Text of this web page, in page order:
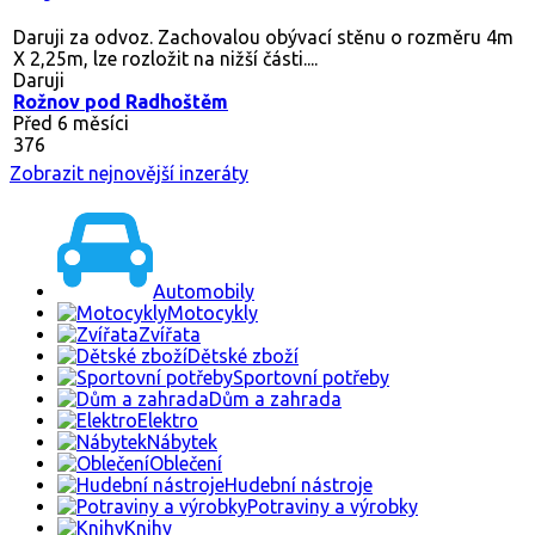
Daruji za odvoz. Zachovalou obývací stěnu o rozměru 4m
X 2,25m, lze rozložit na nižší části....
Daruji
Rožnov pod Radhoštěm
Před 6 měsíci
376
Zobrazit nejnovější inzeráty
Automobily
Motocykly
Zvířata
Dětské zboží
Sportovní potřeby
Dům a zahrada
Elektro
Nábytek
Oblečení
Hudební nástroje
Potraviny a výrobky
Knihy